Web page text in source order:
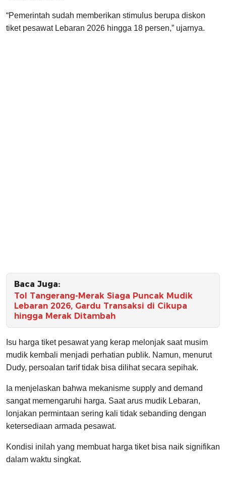
“Pemerintah sudah memberikan stimulus berupa diskon
tiket pesawat Lebaran 2026 hingga 18 persen,” ujarnya.
Baca Juga:
Tol Tangerang-Merak Siaga Puncak Mudik
Lebaran 2026, Gardu Transaksi di Cikupa
hingga Merak Ditambah
Isu harga tiket pesawat yang kerap melonjak saat musim
mudik kembali menjadi perhatian publik. Namun, menurut
Dudy, persoalan tarif tidak bisa dilihat secara sepihak.
Ia menjelaskan bahwa mekanisme supply and demand
sangat memengaruhi harga. Saat arus mudik Lebaran,
lonjakan permintaan sering kali tidak sebanding dengan
ketersediaan armada pesawat.
Kondisi inilah yang membuat harga tiket bisa naik signifikan
dalam waktu singkat.